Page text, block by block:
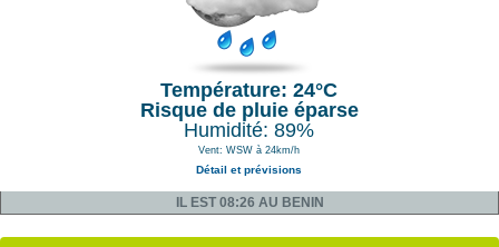
Température: 24°C
Risque de pluie éparse
Humidité: 89%
Vent: WSW à 24km/h
Détail et prévisions
IL EST 08:26 AU BENIN